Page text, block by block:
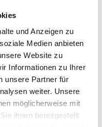
und Anzeigen zu
Medien anbieten
Website zu
Informationen zu Ihrer
unsere Partner für
weiter. Unsere
möglicherweise mit
ihnen bereitgestellt